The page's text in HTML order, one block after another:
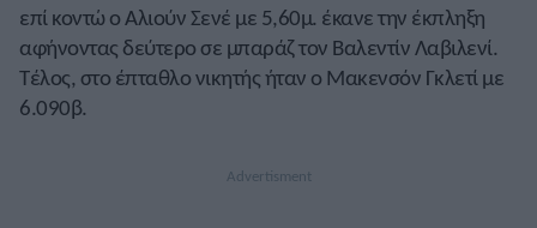
επί κοντώ ο Αλιούν Σενέ με 5,60μ. έκανε την έκπληξη
αφήνοντας δεύτερο σε μπαράζ τον Βαλεντίν Λαβιλενί.
Τέλος, στο έπταθλο νικητής ήταν ο Μακενσόν Γκλετί με
6.090β.